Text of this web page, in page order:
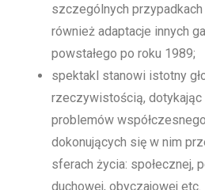
szczególnych
również adaptacje innych
powstałego po roku 1989;
spektakl stanowi istotny
rzeczywistością, dotykając
problemów
dokonujących się w nim
sferach życia: społecznej,
duchowej, obyczajowej etc.